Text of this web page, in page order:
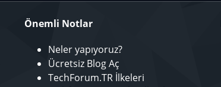
Önemli Notlar
Neler yapıyoruz?
Ücretsiz Blog Aç
TechForum.TR İlkeleri